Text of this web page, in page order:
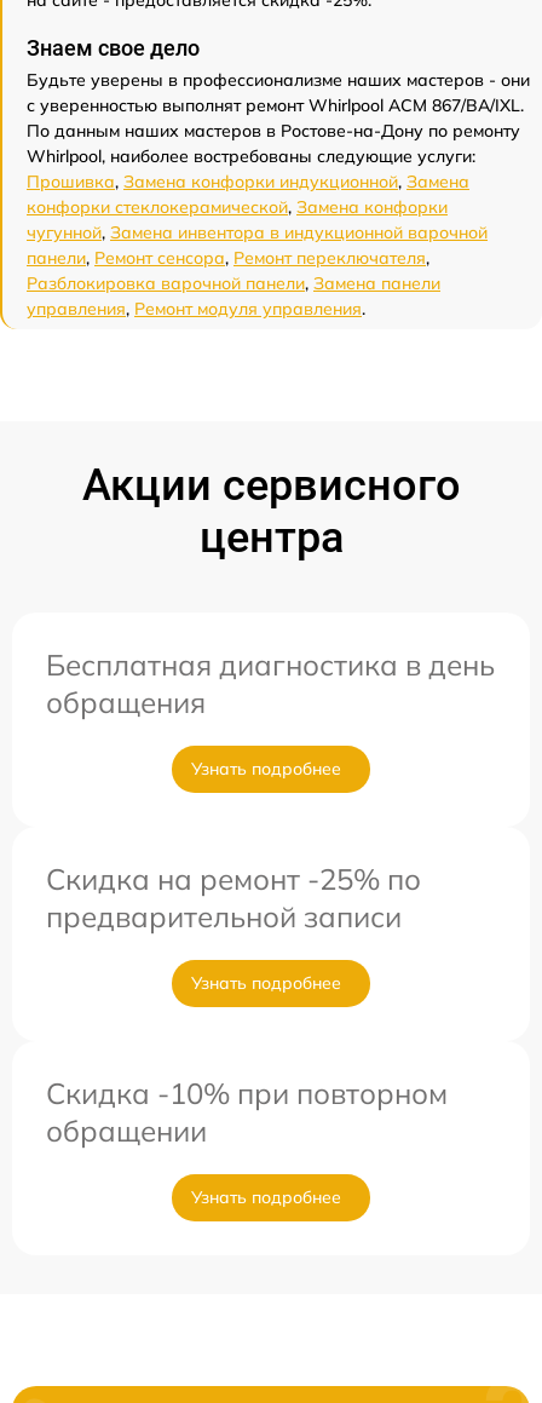
Знаем свое дело
Будьте уверены в профессионализме наших мастеров - они
с уверенностью выполнят ремонт Whirlpool ACM 867/BA/IXL.
По данным наших мастеров в Ростове-на-Дону по ремонту
Whirlpool, наиболее востребованы следующие услуги:
Прошивка, Замена конфорки индукционной, Замена
конфорки стеклокерамической, Замена конфорки
чугунной, Замена инвентора в индукционной варочной
панели, Ремонт сенсора, Ремонт переключателя,
Разблокировка варочной панели, Замена панели
управления, Ремонт модуля управления.
Акции сервисного
центра
Бесплатная диагностика в день
обращения
Узнать подробнее
Скидка на ремонт -25% по
предварительной записи
Узнать подробнее
Скидка -10% при повторном
обращении
Узнать подробнее